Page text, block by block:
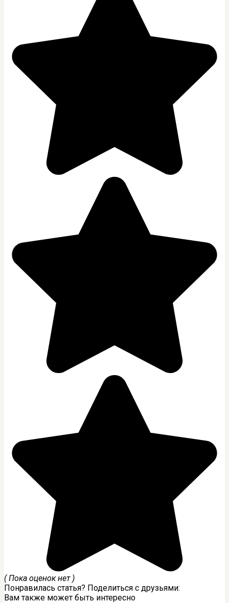
( Пока оценок нет )
Понравилась статья? Поделиться с друзьями:
Вам также может быть интересно